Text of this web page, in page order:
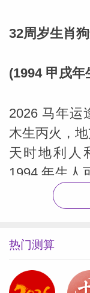
32周岁生肖
(1994 甲戌年
2026 马年运
木生丙火，
天时地利人
1994 年生人
年份。事业
携，自身能
庭和睦，举
牵线，步入
热门测算